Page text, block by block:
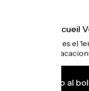
¿Qué es Accueil
Accueil Vélo es el
ciclistas de
Me suscribo al